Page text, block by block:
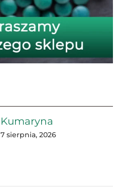
Kumaryna
7 sierpnia, 2026